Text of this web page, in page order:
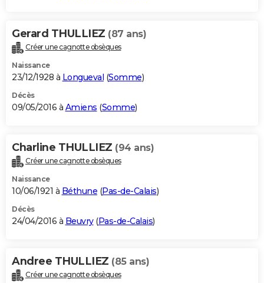
Gerard THULLIEZ (87 ans)
Créer une cagnotte obsèques
Naissance
23/12/1928 à Longueval (Somme)
Décès
09/05/2016 à Amiens (Somme)
Charline THULLIEZ (94 ans)
Créer une cagnotte obsèques
Naissance
10/06/1921 à Béthune (Pas-de-Calais)
Décès
24/04/2016 à Beuvry(Pas-de-Calais)
Andree THULLIEZ (85 ans)
Créer une cagnotte obsèques